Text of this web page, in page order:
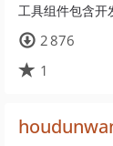
工具组件包含开
2 876
1